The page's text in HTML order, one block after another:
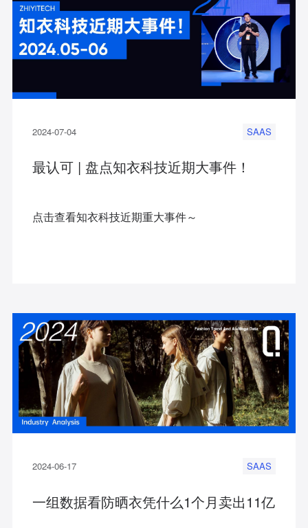
2024-07-04 SAAS
最认可 | 盘点知衣科技近期大事件！
点击查看知衣科技近期重大事件～
2024-06-17 SAAS
一组数据看防晒衣凭什么1个月卖出11亿